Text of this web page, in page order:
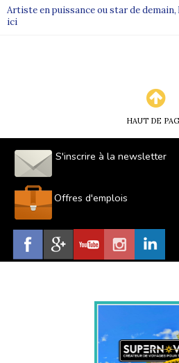
Artiste en puissance ou star de
ici
HAUT DE
S'inscrire à la newsletter
Offres d'emplois